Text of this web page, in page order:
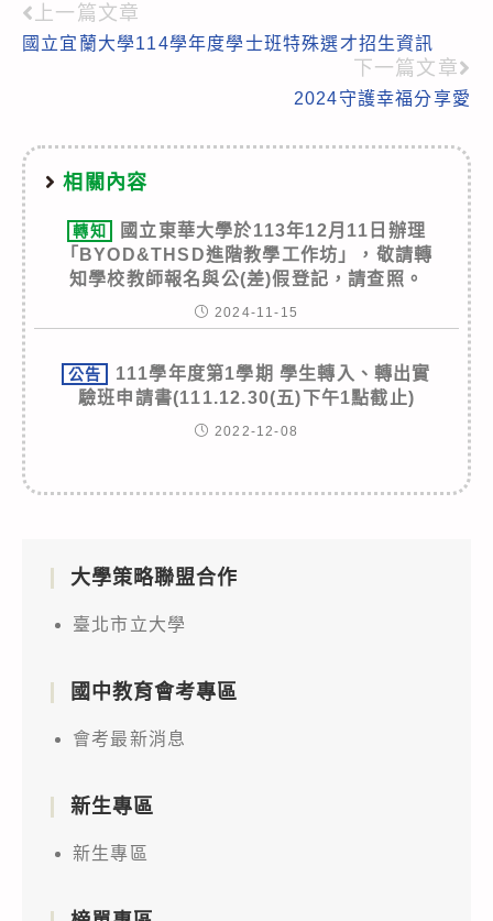
Read
more
上一篇文章
國立宜蘭大學114學年度學士班特殊選才招生資訊
下一篇文章
2024守護幸福分享愛
相關內容
轉知
國立東華大學於113年12月11日辦理
「BYOD&THSD進階教學工作坊」，敬請轉
知學校教師報名與公(差)假登記，請查照。
2024-11-15
公告
111學年度第1學期 學生轉入、轉出實
驗班申請書(111.12.30(五)下午1點截止)
2022-12-08
大學策略聯盟合作
臺北市立大學
國中教育會考專區
會考最新消息
新生專區
新生專區